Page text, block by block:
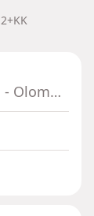
2+KK
Šmeralova, Olomouc - Olomouc-město, Olomoucký kraj